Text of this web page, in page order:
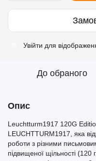
Увійти для
До обраного
Опис
Leuchtturm1917 120G
LEUCHTTURM1917, яка
роботи з різними
підвищеної щільності